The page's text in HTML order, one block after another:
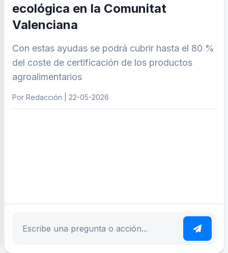
ecológica en la Comunitat
Valenciana
Con estas ayudas se podrá cubrir hasta el 80 %
del coste de certificación de los productos
agroalimentarios
Por Redacción | 22-05-2026
Escribe tu pregunta